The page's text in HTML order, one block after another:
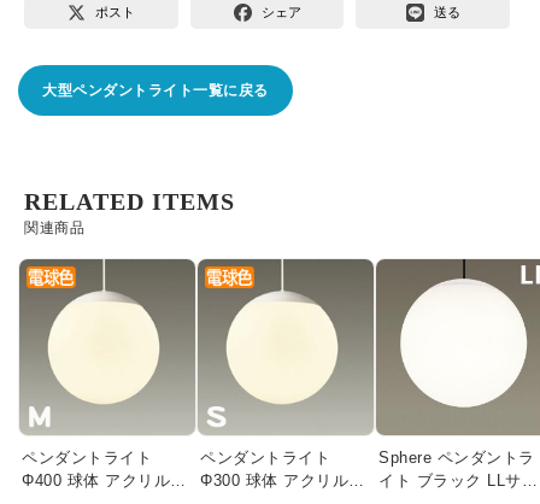
ポスト シェア 送る
大型ペンダントライト一覧に戻る
関連商品
RELATED ITEMS
ペンダントライト
Φ400 球体 アクリル
ペンダントライト
Φ300 球体 アクリル
Sphere ペンダントラ
イト ブラック LLサイ